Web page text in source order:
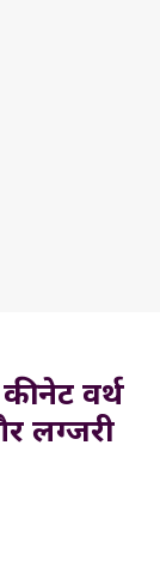
नेट वर्थ
लग्जरी